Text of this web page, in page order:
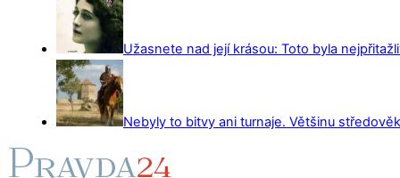
Užasnete nad její krásou: Toto byla
Nebyly to bitvy ani turnaje. Většinu